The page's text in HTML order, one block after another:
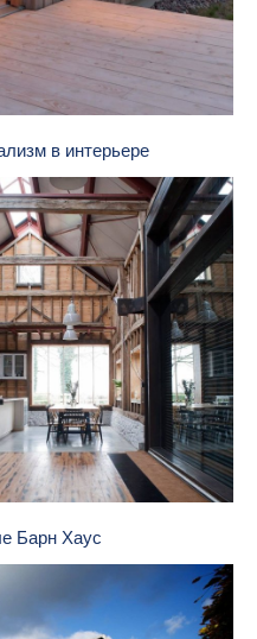
в интерьере
Барн Хаус